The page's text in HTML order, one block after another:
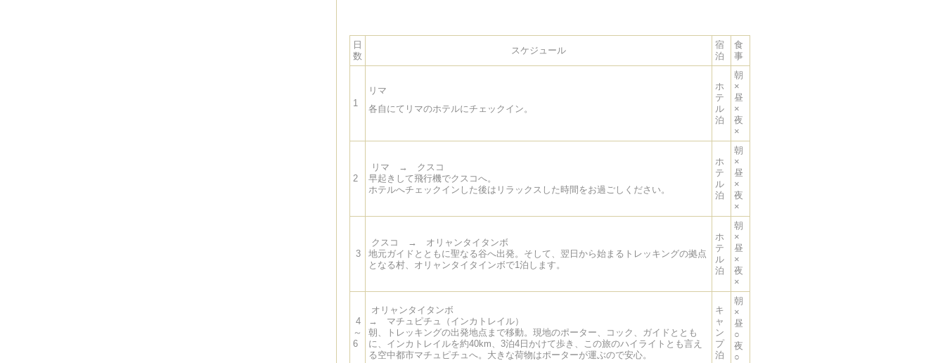
日
数
スケジュール
宿
泊
食
事
1
リマ
各自にてリマのホテルにチェックイン。
ホ
テ
ル
泊
朝
×
昼
×
夜
×
2
リマ → クスコ
早起きして飛行機でクスコへ。
ホテルへチェックインした後はリラックスした時間をお過ごしください。
ホ
テ
ル
泊
朝
×
昼
×
夜
×
3
クスコ → オリャンタイタンボ
地元ガイドとともに聖なる谷へ出発。そして、翌日から始まるトレッキングの拠点
となる村、オリャンタイタインボで1泊します。
ホ
テ
ル
泊
朝
×
昼
×
夜
×
4
～
6
オリャンタイタンボ
→ マチュピチュ（インカトレイル）
朝、トレッキングの出発地点まで移動。現地のポーター、コック、ガイドととも
に、インカトレイルを約40km、3泊4日かけて歩き、この旅のハイライトとも言え
る空中都市マチュピチュへ。大きな荷物はポーターが運ぶので安心。
キ
ャ
ン
プ
泊
朝
×
昼
○
夜
○